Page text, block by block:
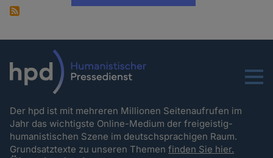
Menu
Der hpd ist mit mehreren Millionen Seitenaufrufen im
Jahr das wichtigste Online-Medium der freigeistig-
humanistischen Szene im deutschsprachigen Raum.
Grundsatztexte zu unseren Themenfinden Sie hier.